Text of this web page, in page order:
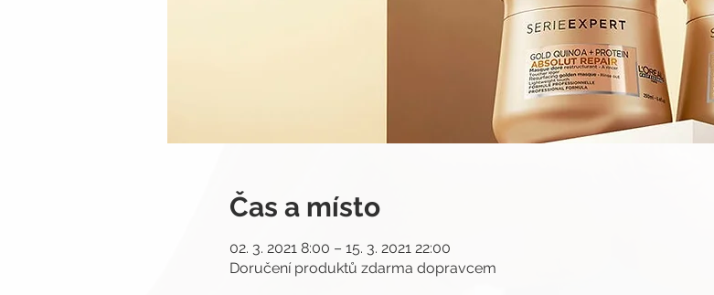
Čas a místo
02. 3. 2021 8:00 – 15. 3. 2021 22:00
Doručení produktů zdarma dopravcem